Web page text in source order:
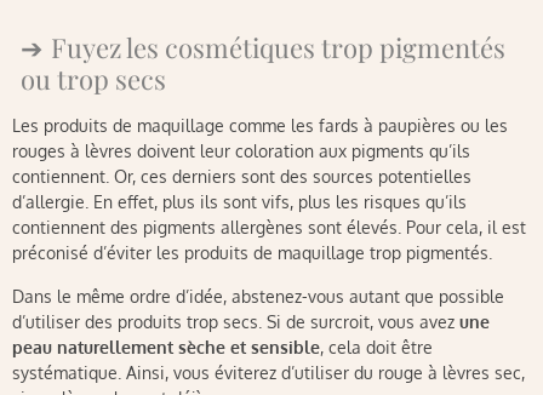
Fuyez les cosmétiques trop pigmentés
ou trop secs
Les produits de maquillage comme les fards à paupières ou les
rouges à lèvres doivent leur coloration aux pigments qu’ils
contiennent. Or, ces derniers sont des sources potentielles
d’allergie. En effet, plus ils sont vifs, plus les risques qu’ils
contiennent des pigments allergènes sont élevés. Pour cela, il est
préconisé d’éviter les produits de maquillage trop pigmentés.
Dans le même ordre d’idée, abstenez-vous autant que possible
d’utiliser des produits trop secs. Si de surcroit, vous avez une
peau naturellement sèche et sensible, cela doit être
systématique. Ainsi, vous éviterez d’utiliser du rouge à lèvres sec,